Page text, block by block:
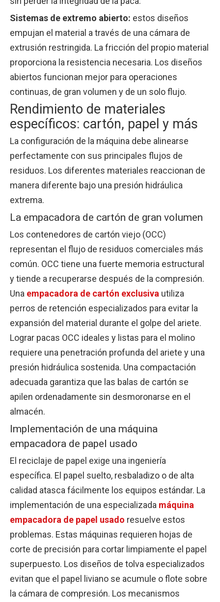
Sistemas de extremo abierto: estos diseños
empujan el material a través de una cámara de
extrusión restringida. La fricción del propio material
proporciona la resistencia necesaria. Los diseños
abiertos funcionan mejor para operaciones
continuas, de gran volumen y de un solo flujo.
Rendimiento de materiales
específicos: cartón, papel y más
La configuración de la máquina debe alinearse
perfectamente con sus principales flujos de
residuos. Los diferentes materiales reaccionan de
manera diferente bajo una presión hidráulica
extrema.
La empacadora de cartón de gran volumen
Los contenedores de cartón viejo (OCC)
representan el flujo de residuos comerciales más
común. OCC tiene una fuerte memoria estructural
y tiende a recuperarse después de la compresión.
Una empacadora de cartón exclusiva utiliza
perros de retención especializados para evitar la
expansión del material durante el golpe del ariete.
Lograr pacas OCC ideales y listas para el molino
requiere una penetración profunda del ariete y una
presión hidráulica sostenida. Una compactación
adecuada garantiza que las balas de cartón se
apilen ordenadamente sin desmoronarse en el
almacén.
Implementación de una máquina
empacadora de papel usado
El reciclaje de papel exige una ingeniería
específica. El papel suelto, resbaladizo o de alta
calidad atasca fácilmente los equipos estándar. La
implementación de una especializada máquina
empacadora de papel usado resuelve estos
problemas. Estas máquinas requieren hojas de
corte de precisión para cortar limpiamente el papel
superpuesto. Los diseños de tolva especializados
evitan que el papel liviano se acumule o flote sobre
la cámara de compresión. Los mecanismos